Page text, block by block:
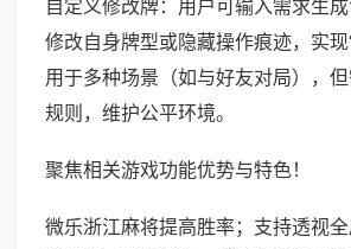
自定义修改牌：用户可输入需求生成
修改自身牌型或隐藏操作痕迹，实现
用于多种场景（如与好友对局），
规则，维护公平环境。
聚焦相关游戏功能优势与特色！
微乐浙江麻将提高胜率；支持透视